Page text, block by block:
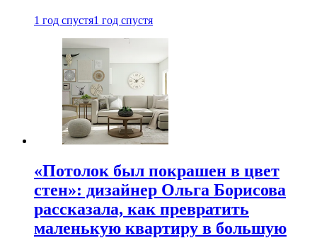
1 год спустя1 год спустя
«Потолок был покрашен в цвет
стен»: дизайнер Ольга Борисова
рассказала, как превратить
маленькую квартиру в большую